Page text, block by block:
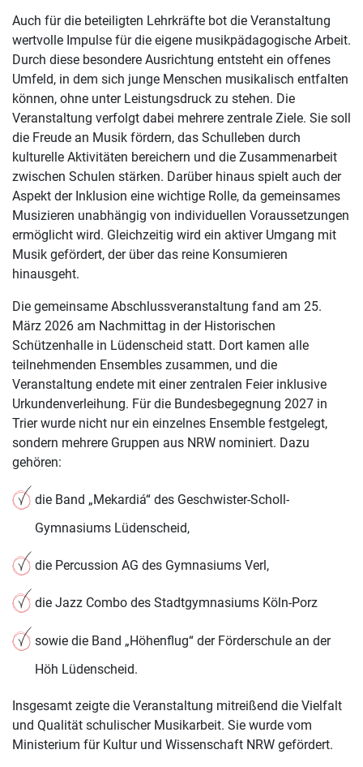
Auch für die beteiligten Lehrkräfte bot die Veranstaltung
wertvolle Impulse für die eigene musikpädagogische Arbeit.
Durch diese besondere Ausrichtung entsteht ein offenes
Umfeld, in dem sich junge Menschen musikalisch entfalten
können, ohne unter Leistungsdruck zu stehen. Die
Veranstaltung verfolgt dabei mehrere zentrale Ziele. Sie soll
die Freude an Musik fördern, das Schulleben durch
kulturelle Aktivitäten bereichern und die Zusammenarbeit
zwischen Schulen stärken. Darüber hinaus spielt auch der
Aspekt der Inklusion eine wichtige Rolle, da gemeinsames
Musizieren unabhängig von individuellen Voraussetzungen
ermöglicht wird. Gleichzeitig wird ein aktiver Umgang mit
Musik gefördert, der über das reine Konsumieren
hinausgeht.
Die gemeinsame Abschlussveranstaltung fand am 25.
März 2026 am Nachmittag in der Historischen
Schützenhalle in Lüdenscheid statt. Dort kamen alle
teilnehmenden Ensembles zusammen, und die
Veranstaltung endete mit einer zentralen Feier inklusive
Urkundenverleihung. Für die Bundesbegegnung 2027 in
Trier wurde nicht nur ein einzelnes Ensemble festgelegt,
sondern mehrere Gruppen aus NRW nominiert. Dazu
gehören:
die Band „Mekardiá“ des Geschwister-Scholl-
Gymnasiums Lüdenscheid,
die Percussion AG des Gymnasiums Verl,
die Jazz Combo des Stadtgymnasiums Köln-Porz
sowie die Band „Höhenflug“ der Förderschule an der
Höh Lüdenscheid.
Insgesamt zeigte die Veranstaltung mitreißend die Vielfalt
und Qualität schulischer Musikarbeit. Sie wurde vom
Ministerium für Kultur und Wissenschaft NRW gefördert.